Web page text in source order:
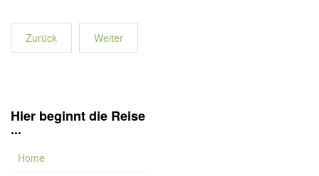
Zurück Weiter
Hier beginnt die Reise
...
Home